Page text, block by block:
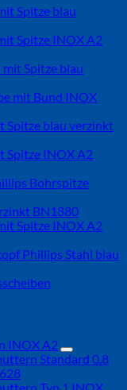
Spitze blau
Spitze INOX A2
Spitze blau
mit Bund INOX
Spitze blau verzinkt
Spitze INOX A2
Bohrspitze
BN1880
Spitze INOX A2
Phillips Stahl blau
INOX A2
Standard 0.8